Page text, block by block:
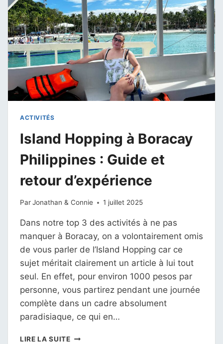
AVIS
DÉTAILLÉ
ACTIVITÉS
Island Hopping à Boracay
Philippines : Guide et
retour d’expérience
ParJonathan & Connie 1 juillet 2025
Dans notre top 3 des activités à ne pas
manquer à Boracay, on a volontairement omis
de vous parler de l’Island Hopping car ce
sujet méritait clairement un article à lui tout
seul. En effet, pour environ 1000 pesos par
personne, vous partirez pendant une journée
complète dans un cadre absolument
paradisiaque, ce qui en…
LIRE LA SUITEISLAND